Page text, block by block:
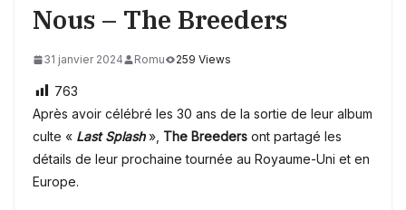
Nous – The Breeders
31 janvier 2024 Romu 259 Views
763
Après avoir célébré les 30 ans de la sortie de leur album
culte « Last Splash», The Breeders ont partagé les
détails de leur prochaine tournée au Royaume-Uni et en
Europe.